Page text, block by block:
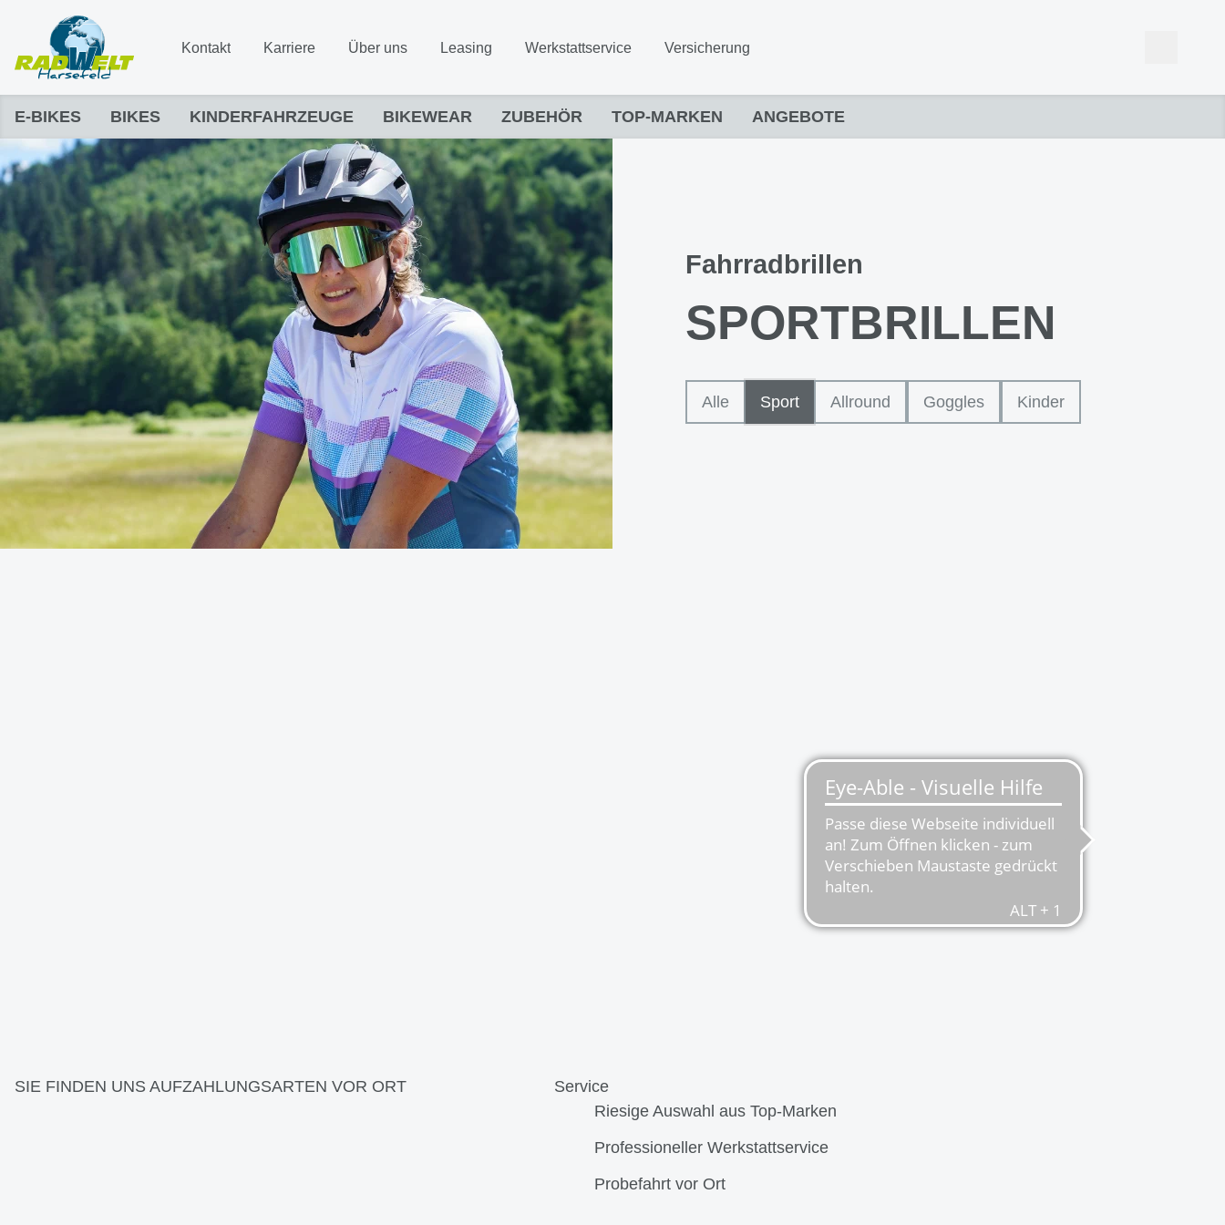
Kontakt Karriere Über uns Leasing Werkstattservice Versicherung
E-BIKES BIKES KINDERFAHRZEUGE BIKEWEAR ZUBEHÖR TOP-MARKEN ANGEBOTE
Fahrradbrillen
SPORTBRILLEN
Alle Sport Allround Goggles Kinder
SIE FINDEN UNS AUFZAHLUNGSARTEN VOR ORT
Service
Riesige Auswahl aus Top-Marken
Professioneller Werkstattservice
Probefahrt vor Ort